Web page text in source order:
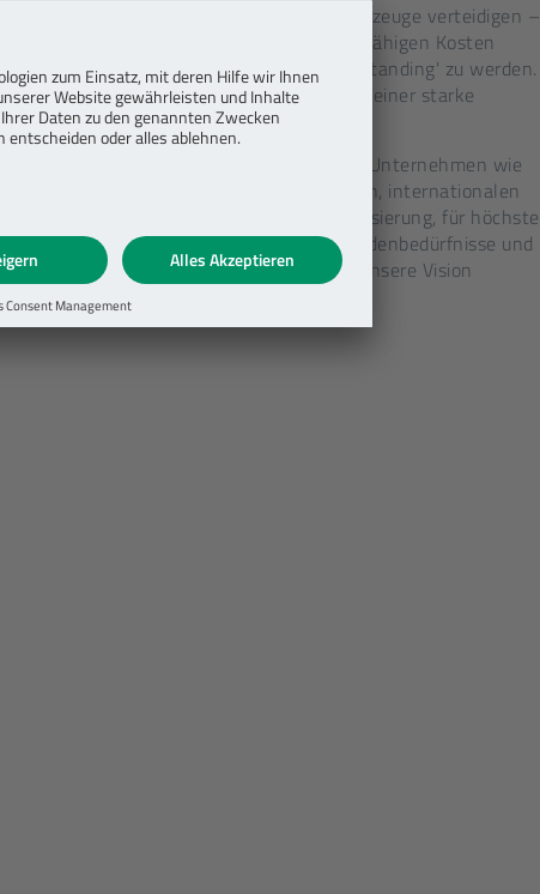
im 12V-Geschäft für Pkw und Nutzfahrzeuge verteidigen –
Produktionsnetzwerk und wettbewerbsfähigen Kosten
und streben an, der 'last man standing' zu werden.
bei der 48V-Technologie bauen wir auf einer starke
ergreifen", sagt Rüdiger Benz.
Automotive: "Dass ein mittelständisches Unternehmen wie
an den Kompetenzen unseres vielfältigen, internationalen
Elektronik, für Fertigung und Industrialisierung, für höchste
in der Lieferkette und im Markt, für Kundenbedürfnisse und
Erfolg – und dank ihnen werden wir unsere Vision